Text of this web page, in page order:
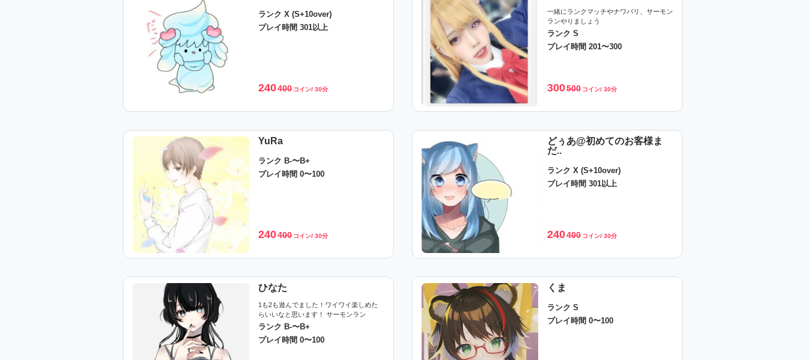
ランク X (S+10over)
プレイ時間 301以上
240400 コイン/ 30分
一緒にランクマッチやナワバリ、サーモン
ランやりましょう
ランク S
プレイ時間 201〜300
300500 コイン/ 30分
YuRa
ランク B-〜B+
プレイ時間 0〜100
240400 コイン/ 30分
どぅあ@初めてのお客様ま
だ..
ランク X (S+10over)
プレイ時間 301以上
240400 コイン/ 30分
ひなた
1も2も遊んでました！ワイワイ楽しめた
らいいなと思います！ サーモンラン
ランク B-〜B+
プレイ時間 0〜100
くま
ランク S
プレイ時間 0〜100